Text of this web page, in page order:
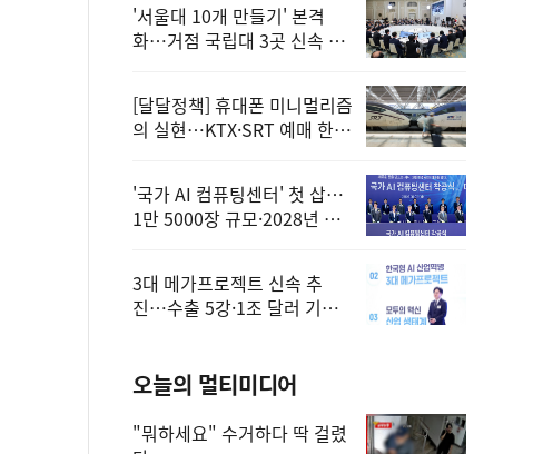
'서울대 10개 만들기' 본격
화…거점 국립대 3곳 신속 선
[달달정책] 휴대폰 미니멀리즘
의 실현…KTX·SRT 예매 한
'국가 AI 컴퓨팅센터' 첫 삽…
1만 5000장 규모·2028년 완
3대 메가프로젝트 신속 추
진…수출 5강·1조 달러 기반
오늘의 멀티미디어
"뭐하세요" 수거하다 딱 걸렸